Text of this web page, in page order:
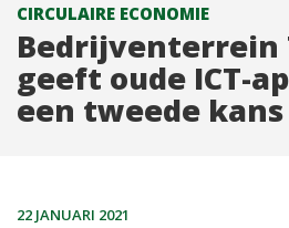
CIRCULAIRE ECONOMIE
Bedrijventerrein
geeft oude ICT-
een tweede kans
22 JANUARI 2021